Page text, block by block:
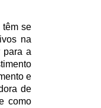
têm se
na
para a
e
de
como